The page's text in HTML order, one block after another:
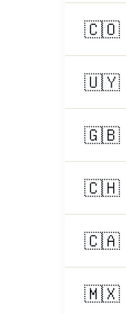
🇨🇴
🇺🇾
🇬🇧
🇨🇭
🇨🇦
🇲🇽